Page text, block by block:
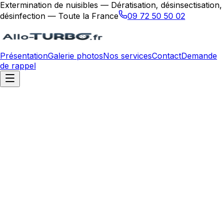
Extermination de nuisibles — Dératisation, désinsectisation,
désinfection — Toute la France
09 72 50 50 02
PrésentationGalerie photosNos servicesContactDemande
de rappel